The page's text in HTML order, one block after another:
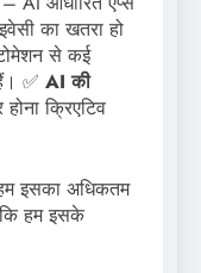
का खतरा हो
से कई
✅ AI की
क्रिएटिव
इसका अधिकतम
हम इसके